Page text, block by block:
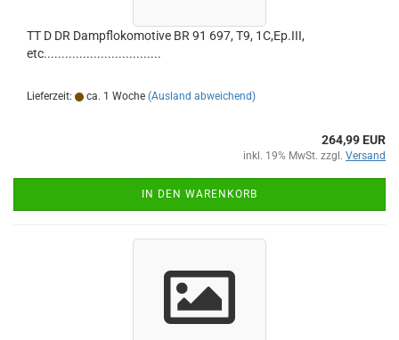
TT D DR Dampflokomotive BR 91 697, T9, 1C,Ep.III,
etc.................................
Lieferzeit: ca. 1 Woche (Ausland abweichend)
264,99 EUR
inkl. 19% MwSt. zzgl. Versand
IN DEN WARENKORB